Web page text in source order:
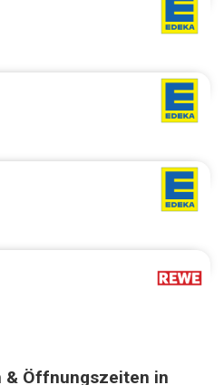
& Öffnungszeiten in